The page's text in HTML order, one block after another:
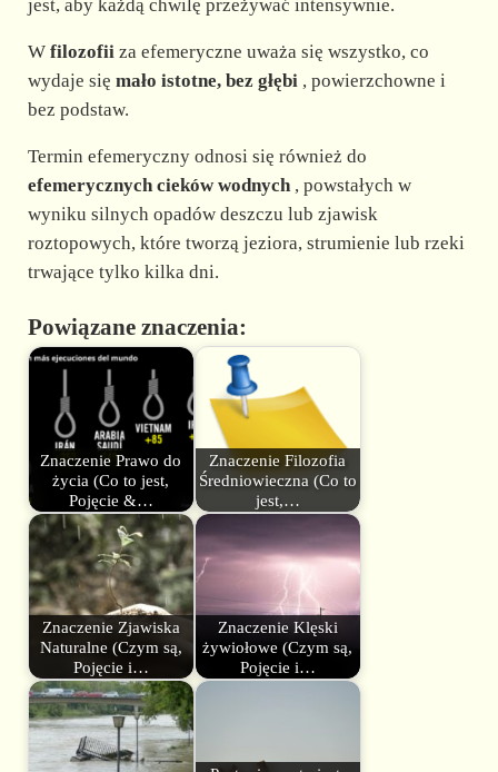
jest, aby każdą chwilę przeżywać intensywnie.
W filozofiiza efemeryczne uważa się wszystko, co
wydaje się mało istotne, bez głębi, powierzchowne i
bez podstaw.
Termin efemeryczny odnosi się również do
efemerycznych cieków wodnych, powstałych w
wyniku silnych opadów deszczu lub zjawisk
roztopowych, które tworzą jeziora, strumienie lub rzeki
trwające tylko kilka dni.
Powiązane znaczenia:
Znaczenie Prawo do
życia (Co to jest,
Pojęcie &…
Znaczenie Filozofia
Średniowieczna (Co to
jest,…
Znaczenie Zjawiska
Naturalne (Czym są,
Pojęcie i…
Znaczenie Klęski
żywiołowe (Czym są,
Pojęcie i…